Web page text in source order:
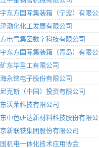
东方国际集装箱（宁波）有限公
渤化化工发展有限公司
电气集团数字科技有限公司
东方国际集装箱（青岛）有限公
东华重工有限公司
海永铭电子股份有限公司
克斯（中国）投资有限公司
沃莱科技有限公司
中色研达新材料科技股份有限公
新联铁集团股份有限公司
机电一体化技术应用协会